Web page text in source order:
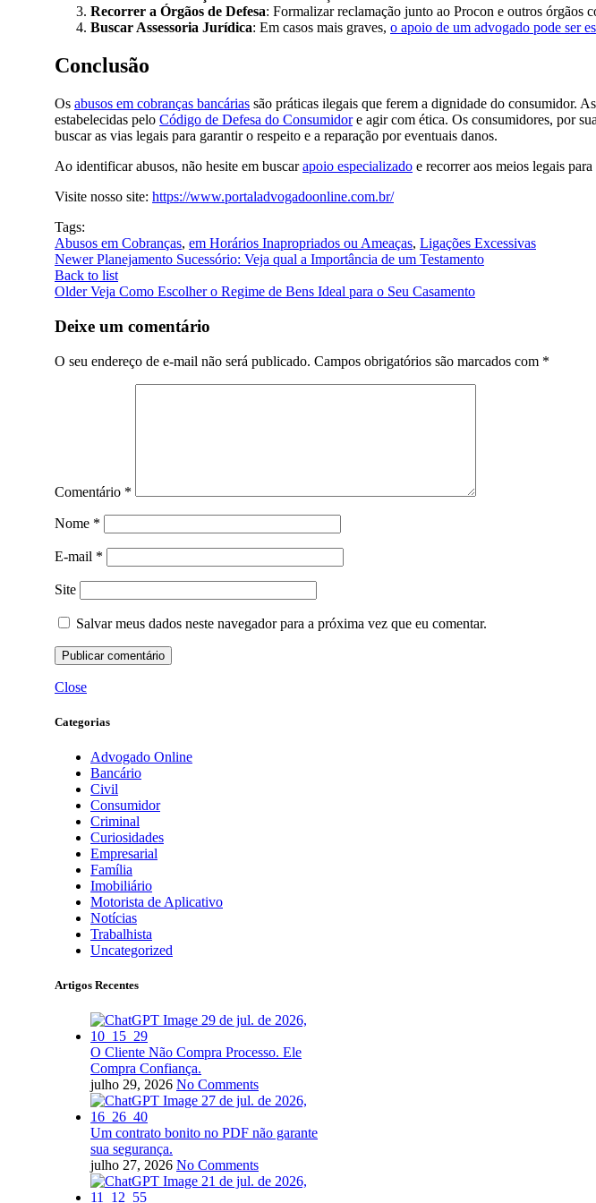
Recorrer a Órgãos de Defesa: Formalizar reclamação junto ao Procon e outros órgãos
Buscar Assessoria Jurídica: Em casos mais graves, o apoio de um advogado pode ser
Conclusão
Os abusos em cobranças bancárias são práticas ilegais que ferem a dignidade do consumidor.
estabelecidas pelo Código de Defesa do Consumidore agir com ética. Os consumidores, por
buscar as vias legais para garantir o respeito e a reparação por eventuais danos.
Ao identificar abusos, não hesite em buscarapoio especializado e recorrer aos meios legais
Visite nosso site: https://www.portaladvogadoonline.com.br/
Tags:
Abusos em Cobranças, em Horários Inapropriados ou Ameaças, Ligações Excessivas
Newer Planejamento Sucessório: Veja qual a Importância de um Testamento
Back to list
Older Veja Como Escolher o Regime de Bens Ideal para o Seu Casamento
Deixe um comentário
O seu endereço de e-mail não será publicado. Campos obrigatórios são marcados com *
Comentário *
Nome *
E-mail *
Site
Salvar meus dados neste navegador para a próxima vez que eu comentar.
Close
Categorias
Advogado Online
Bancário
Civil
Consumidor
Criminal
Curiosidades
Empresarial
Família
Imobiliário
Motorista de Aplicativo
Notícias
Trabalhista
Uncategorized
Artigos Recentes
O Cliente Não Compra Processo. Ele
Compra Confiança.
julho 29, 2026 No Comments
Um contrato bonito no PDF não garante
sua segurança.
julho 27, 2026 No Comments